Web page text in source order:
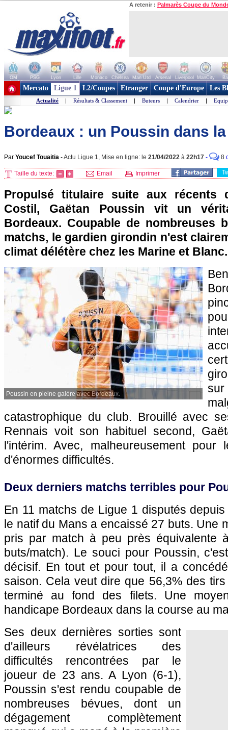
A retenir : Palmarès Coupe du
OM PSG Lyon Lille Monaco Chelsea Man Utd Arsenal Liverpool ManCity
+ de clubs
Mercato Ligue 1 L2/Coupes Etranger Coupe d'Europe Les
Actualité | Résultats & Classement | Buteurs | Calendrier |
Bordeaux : un Poussin dans
Par Youcef Touaitia -Actu Ligue 1, Mise en ligne: le 21/04/2022 à 22h17 - 8
Taille du texte: Email Imprimer
Propulsé titulaire suite aux récents
Costil, Gaëtan Poussin vit un
Bordeaux. Coupable de nombreuses
matchs, le gardien girondin n'est
climat délétère chez les Marine et Blanc.
Poussin en pleine galère avec Bordeaux.
catastrophique du club. Brouillé avec
Rennais voit son habituel second,
l'intérim. Avec, malheureusement pour
d'énormes difficultés.
Deux derniers matchs terribles pour
En 11 matchs de Ligue 1 disputés
le natif du Mans a encaissé 27 buts. Une
pris par match à peu près équivalente
buts/match). Le souci pour Poussin,
décisif. En tout et pour tout, il a
saison. Cela veut dire que 56,3% des
terminé au fond des filets. Une
handicape Bordeaux dans la course au
Ses deux dernières sorties sont
d'ailleurs révélatrices des
difficultés rencontrées par le
joueur de 23 ans. A Lyon (6-1),
Poussin s'est rendu coupable de
nombreuses bévues, dont un
dégagement complètement